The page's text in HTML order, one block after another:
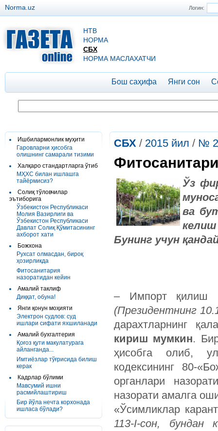
Логин:
Norma.uz
НТВ
НОРМА
СБХ
НОРМА МАСЛАХАТЧИ
Бош саҳифа Янги сон
Ишбилармонлик муҳити
Гаровларни ҳисобга
олишнинг самарали тизими
Халқаро стандартларга ўтиб
МҲХС билан ишлашга
тайёрмисиз?
Солиқ тўловчилар
эътиборига
Ўзбекистон Республикаси
Молия Вазирлиги ва
Ўзбекистон Республикаси
Давлат Солиқ Қўмитасининг
ахборот хати
Божхона
Рухсат олмасдан, бироқ
ҳозирликда
Фитосанитария
назоратидан кейин
Амалий таклиф
Диққат, обуна!
Янги қонун моҳияти
Электрон судлов: суд
ишлари сифати яхшиланади
Амалий бухгалтерия
Қоғоз қути макулатурага
айланганда...
Имтиёзлар тўғрисида билиш
керак
Кадрлар бўлими
Мавсумий ишни
расмийлаштириш
Бир йўла нечта корхонада
ишласа бўлади?
СБХ / 2015 йил / №
Ўз
ва
Бунинг учун
– Импорт қилиш
(Президентнинг
дарахтларнинг
кириш мумкин.
ҳисобга олиб,
кодексининг 80-
органлари
назорати амалга
«Ўсимликлар
113-I-сон, бундан